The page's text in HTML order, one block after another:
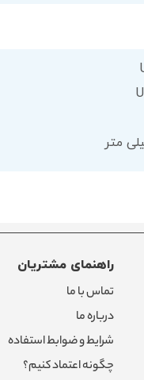
راهنمای مشتریان
تماس با ما
درباره ما
شرایط و ضوابط استفاده
چگونه اعتماد کنیم؟